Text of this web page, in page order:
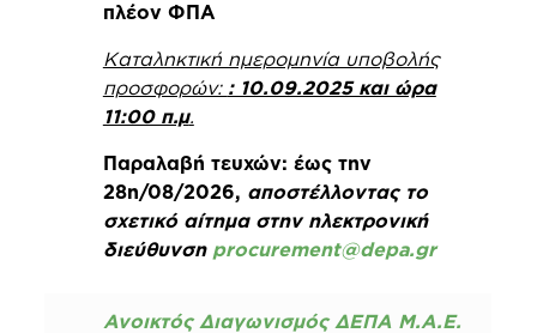
πλέον ΦΠΑ
Καταληκτική ημερομηνία υποβολής
προσφορών: : 10.09.2025 και ώρα
11:00 π.μ.
Παραλαβή τευχών: έως την
28η/08/2026, αποστέλλοντας το
σχετικό αίτημα στην ηλεκτρονική
διεύθυνση procurement@depa.gr
Ανοικτός Διαγωνισμός ΔΕΠΑ Μ.Α.Ε.